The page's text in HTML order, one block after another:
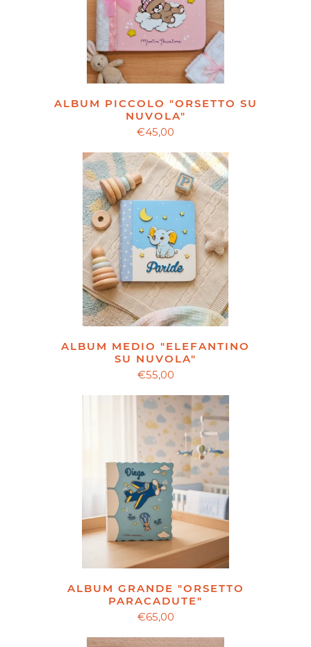
ALBUM PICCOLO "ORSETTO SU
NUVOLA"
€45,00
ALBUM MEDIO "ELEFANTINO
SU NUVOLA"
€55,00
ALBUM GRANDE "ORSETTO
PARACADUTE"
€65,00